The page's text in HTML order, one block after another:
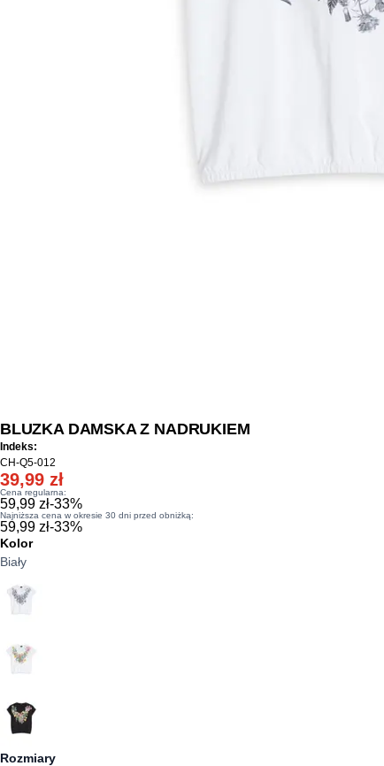
BLUZKA DAMSKA Z NADRUKIEM
Indeks:
CH-Q5-012
39,99 zł
Cena regularna:
59,99 zł-33%
Najniższa cena w okresie 30 dni przed obniżką:
59,99 zł-33%
Kolor
Biały
Rozmiary